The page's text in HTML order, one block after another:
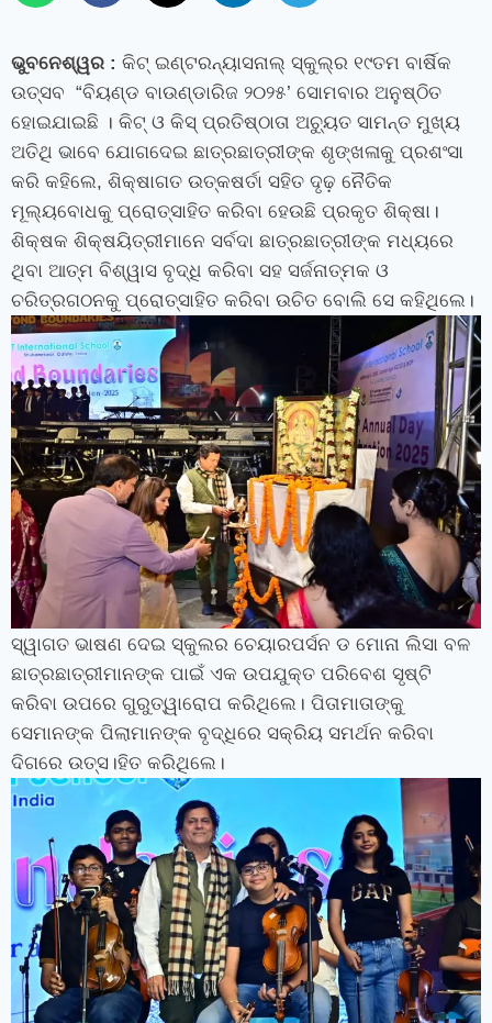
ଭୁବନେଶ୍ୱର : କିଟ୍‍ ଇଣ୍ଟରନ୍ୟାସନାଲ୍‍ ସ୍କୁଲ୍‍ର ୧୯ତମ ବାର୍ଷିକ
ଉତ୍ସବ “ବିୟଣ୍ଡ ବାଉଣ୍ଡାରିଜ ୨୦୨୫’ ସୋମବାର ଅନୁଷ୍ଠିତ
ହୋଇଯାଇଛି । କିଟ୍‍ ଓ କିସ୍‍ ପ୍ରତିଷ୍ଠାତା ଅଚ୍ୟୁତ ସାମନ୍ତ ମୁଖ୍ୟ
ଅତିଥି ଭାବେ ଯୋଗଦେଇ ଛାତ୍ରଛାତ୍ରୀଙ୍କ ଶୃଙ୍ଖଳାକୁ ପ୍ରଶଂସା
କରି କହିଲେ, ଶିକ୍ଷାଗତ ଉତ୍କଷର୍ତା ସହିତ ଦୃଢ଼ ନୈତିକ
ମୂଲ୍ୟବୋଧକୁ ପ୍ରୋତ୍ସାହିତ କରିବା ହେଉଛି ପ୍ରକୃତ ଶିକ୍ଷା।
ଶିକ୍ଷକ ଶିକ୍ଷୟିତ୍ରୀମାନେ ସର୍ବଦା ଛାତ୍ରଛାତ୍ରୀଙ୍କ ମଧ୍ୟରେ
ଥିବା ଆତ୍ମ ବିଶ୍ୱାସ ବୃଦ୍ଧି କରିବା ସହ ସର୍ଜନାତ୍ମକ ଓ
ଚରିତ୍ରଗଠନକୁ ପ୍ରୋତ୍ସାହିତ କରିବା ଉଚିତ ବୋଲି ସେ କହିଥିଲେ।
ସ୍ୱାଗତ ଭାଷଣ ଦେଇ ସ୍କୁଲର ଚେୟାରପର୍ସନ ଡ ମୋନା ଲିସା ବଳ
ଛାତ୍ରଛାତ୍ରୀମାନଙ୍କ ପାଇଁ ଏକ ଉପଯୁକ୍ତ ପରିବେଶ ସୃଷ୍ଟି
କରିବା ଉପରେ ଗୁରୁତ୍ୱାରୋପ କରିଥିଲେ। ପିତାମାତାଙ୍କୁ
ସେମାନଙ୍କ ପିଲାମାନଙ୍କ ବୃଦ୍ଧିରେ ସକ୍ରିୟ ସମର୍ଥନ କରିବା
ଦିଗରେ ଉତ୍ସ।ହିତ କରିଥିଲେ।